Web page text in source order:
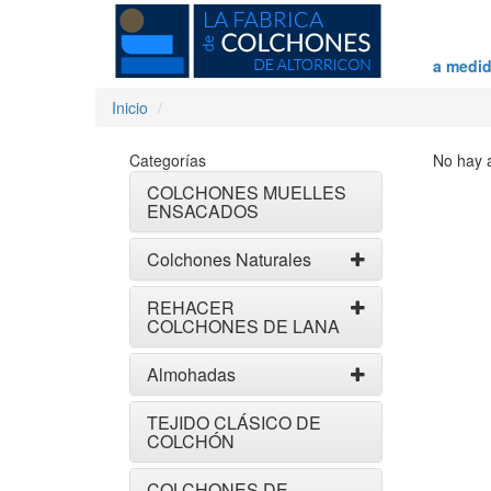
a
Inicio
Categorías
COLCHONES MUELLES
ENSACADOS
Colchones Naturales
REHACER
COLCHONES DE LANA
Almohadas
TEJIDO CLÁSICO DE
COLCHÓN
No hay